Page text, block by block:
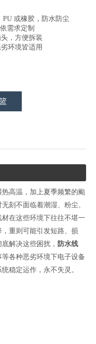
PU 或橡胶，防水防尘
需求定制
，方便拆装
环境皆适用
高温，加上夏季频繁的颱
刻不面临着潮湿、粉尘、
在这些环境下往往不堪一
重则可能引发短路、损
解决这些困扰， 防水线
各种恶劣环境下电子设备
稳定运作，永不失灵。